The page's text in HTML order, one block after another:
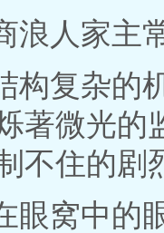
浪人家主
构复杂的
著微光的
不住的剧
眼窝中的